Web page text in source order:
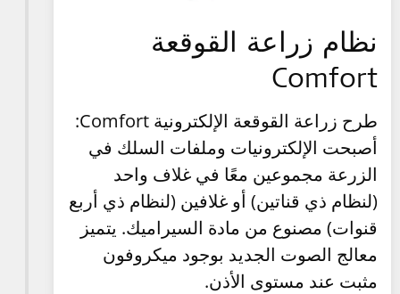
نظام زراعة القوقعة
Comfort
طرح زراعة القوقعة الإلكترونية Comfort:
أصبحت الإلكترونيات وملفات السلك في
الزرعة مجموعين معًا في غلاف واحد
(لنظام ذي قناتين) أو غلافين (لنظام ذي أربع
قنوات) مصنوع من مادة السيراميك. يتميز
معالج الصوت الجديد بوجود ميكروفون
مثبت عند مستوى الأذن.